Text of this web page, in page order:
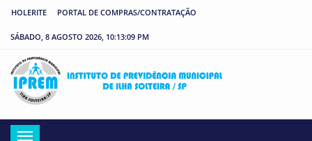
HOLERITE PORTAL DE COMPRAS/CONTRATAÇÃO
SÁBADO, 8 AGOSTO 2026, 10:13:09 PM
Menu